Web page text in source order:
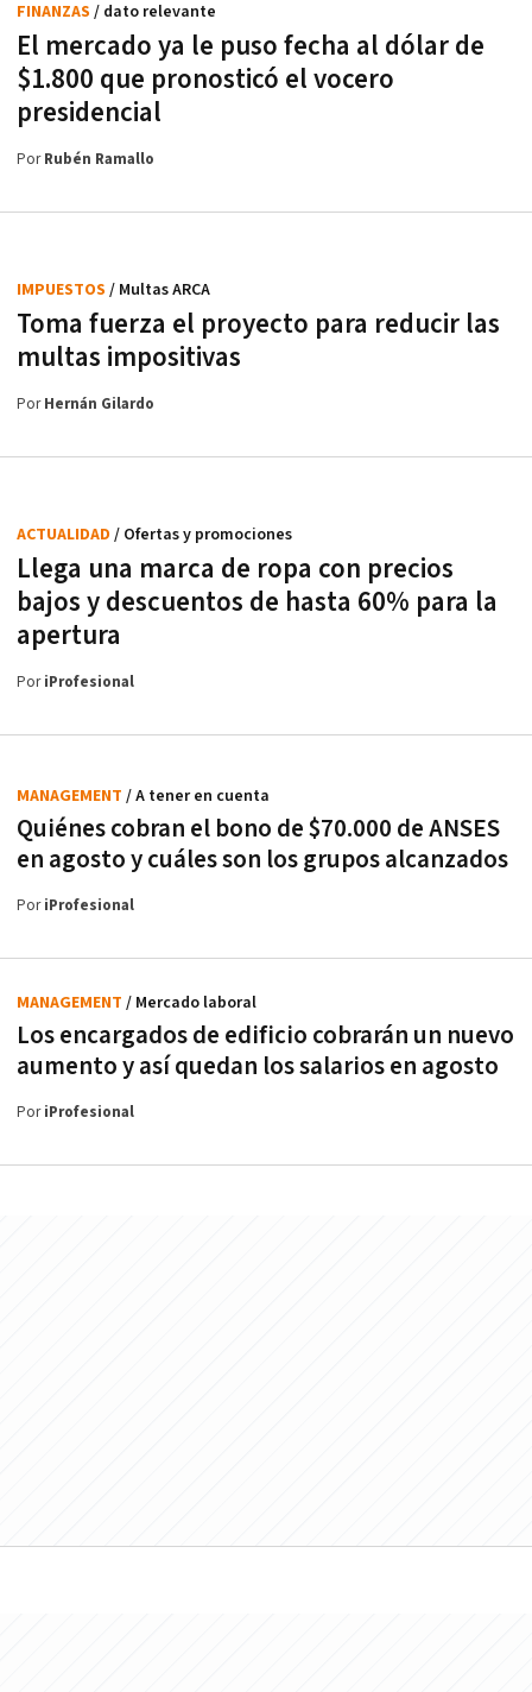
El mercado ya le puso fecha al dólar de
$1.800 que pronosticó el vocero
presidencial
FINANZAS / dato relevante
PorRubén Ramallo
Toma fuerza el proyecto para reducir las
multas impositivas
IMPUESTOS / Multas ARCA
PorHernán Gilardo
Llega una marca de ropa con precios
bajos y descuentos de hasta 60% para la
apertura
ACTUALIDAD / Ofertas y promociones
PoriProfesional
Quiénes cobran el bono de $70.000 de ANSES
en agosto y cuáles son los grupos alcanzados
MANAGEMENT / A tener en cuenta
PoriProfesional
Los encargados de edificio cobrarán un nuevo
aumento y así quedan los salarios en agosto
MANAGEMENT / Mercado laboral
PoriProfesional